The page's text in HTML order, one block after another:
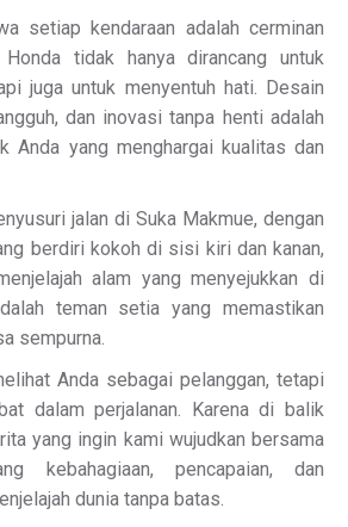
setiap kendaraan adalah cerminan
Honda tidak hanya dirancang untuk
juga untuk menyentuh hati. Desain
dan inovasi tanpa henti adalah
Anda yang menghargai kualitas dan
jalan di Suka Makmue, dengan
berdiri kokoh di sisi kiri dan kanan,
alam yang menyejukkan di
teman setia yang memastikan
sempurna.
Anda sebagai pelanggan, tetapi
dalam perjalanan. Karena di balik
yang ingin kami wujudkan bersama
kebahagiaan, pencapaian, dan
dunia tanpa batas.